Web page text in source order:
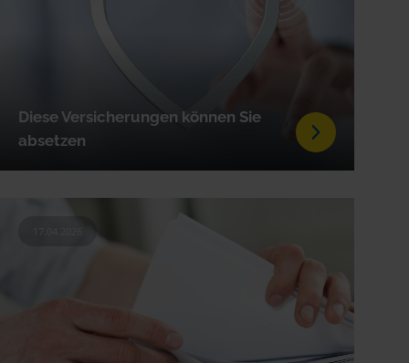
Diese Versicherungen können Sie
absetzen